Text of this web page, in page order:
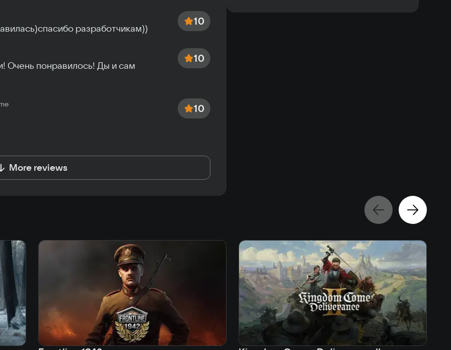
10
разработчикам))
10
Очень понравилось! Ды и сам
10
More reviews